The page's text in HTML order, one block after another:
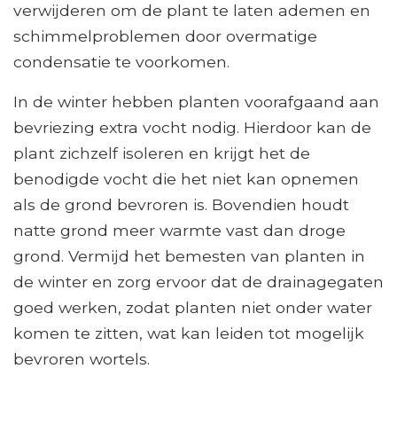
verwijderen om de plant te laten ademen en
schimmelproblemen door overmatige
condensatie te voorkomen.
In de winter hebben planten voorafgaand aan
bevriezing extra vocht nodig. Hierdoor kan de
plant zichzelf isoleren en krijgt het de
benodigde vocht die het niet kan opnemen
als de grond bevroren is. Bovendien houdt
natte grond meer warmte vast dan droge
grond. Vermijd het bemesten van planten in
de winter en zorg ervoor dat de drainagegaten
goed werken, zodat planten niet onder water
komen te zitten, wat kan leiden tot mogelijk
bevroren wortels.